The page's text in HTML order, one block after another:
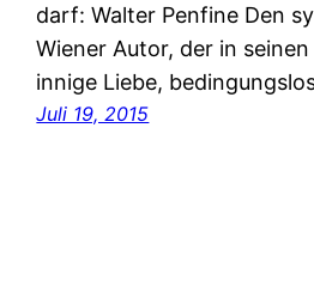
darf: Walter Penfine Den
Wiener Autor, der in
innige Liebe,
Juli 19, 2015